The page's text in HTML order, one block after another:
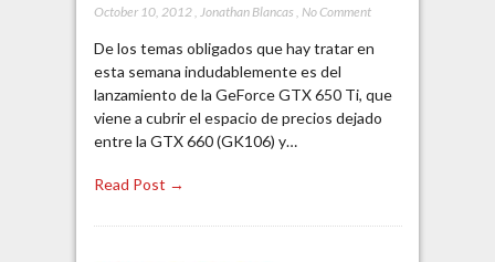
October 10, 2012, Jonathan Blancas , No Comment
De los temas obligados que hay tratar en
esta semana indudablemente es del
lanzamiento de la GeForce GTX 650 Ti, que
viene a cubrir el espacio de precios dejado
entre la GTX 660 (GK106) y…
Read Post →